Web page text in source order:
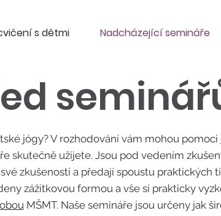
s dětmi Nadcházející semináře
jógy? V rozhodování vám mohou pomoci
skutečně užijete. Jsou pod vedením
zkušenosti a předají spoustu praktických
zážitkovou formou a vše si prakticky
MŠMT. Naše semináře jsou určeny jak